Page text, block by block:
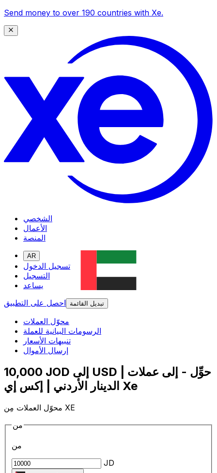
Send money to over 190 countries with Xe.
الشخصي
الأعمال
المنصة
AR
تسجيل الدخول
التسجيل
يساعد
احصل على التطبيق
تبديل القائمة
محوّل العملات
الرسومات البيانية للعملة
تنبيهات الأسعار
إرسال الأموال
10,000 JOD إلى USD | حوِّل - إلى عملات
الدينار الأردني | إكس إي Xe
محوّل العملات مِن XE
من
من
JD